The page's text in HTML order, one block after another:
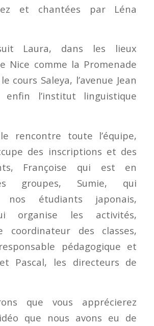
et chantées par Léna
Laura, dans les lieux
Nice comme la Promenade
cours Saleya, l’avenue Jean
enfin l’institut linguistique
rencontre toute l’équipe,
des inscriptions et des
Françoise qui est en
groupes, Sumie, qui
nos étudiants japonais,
organise les activités,
coordinateur des classes,
pédagogique et
Pascal, les directeurs de
que vous apprécierez
que nous avons eu de